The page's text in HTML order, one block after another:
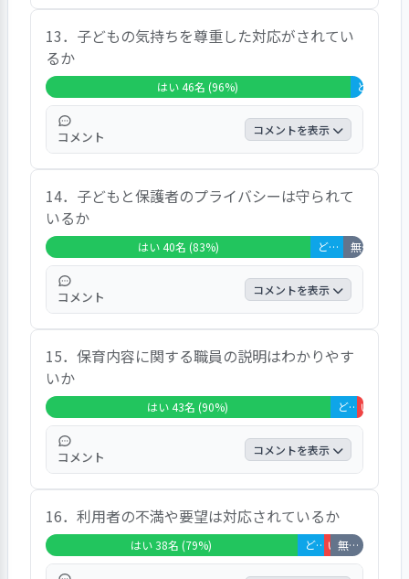
7割以上の回答者が「はい」としている。
「子どもの意見も聞き、子どもの成長を促す
対応をしてくれる」、「まずは子ども同士で
対話させて解決するようにしてくれている」
などのコメントがあった。一方で、「子ども
が他の子に噛まれた時のフォローがあまりな
かったのが残念だった」という意見も出てい
た。
13．子どもの気持ちを尊重した対応がされてい
るか
はい 46名 (96%) どちらと
コメント コメントを表示
9割以上の回答者が「はい」としている。作
りたい・遊びたいと言う気持ちにとことん付
き合ってくれること、子どもがやりたいこと
を優先してくれていること、まだしっかり話
せない子どもでも強制せず子どもの話を聞き
ながら対応してくれることなどに満足感を示
すコメントがあった。一方で、「一部の職員
に本人の気持ちに配慮しない発言をされたこ
とがあった」という意見も出ていた。
14．子どもと保護者のプライバシーは守られて
いるか
はい 40名 (83%) どちらともいえない 5名 (10%) 無回答・非該当 3名 (6%)
コメント コメントを表示
8割以上の回答者が「はい」としている。具
体的なコメントはなかった。
15．保育内容に関する職員の説明はわかりやす
いか
はい 43名 (90%) どちらともいえない 4名 (8%) いいえ 1
コメント コメントを表示
9割の回答者が「はい」としている。「子ど
もがどのように過ごしていたのか、お迎え時
に少しだけでも話してもらえると助かる」と
いう意見が出ていた。
16．利用者の不満や要望は対応されているか
はい 38名 (79%) どちらともいえない 4名 (8%) いいえ 1名 (2%)
無回答・非該当 5名 (10%)